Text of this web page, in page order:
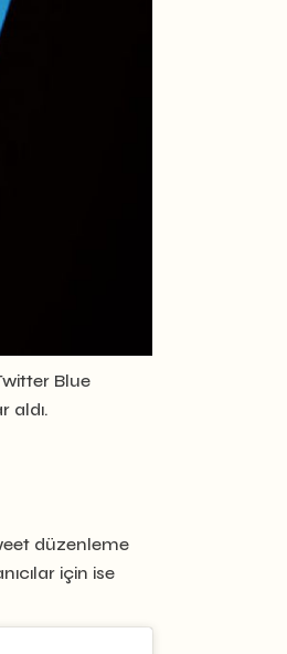
Blue
aldı.
düzenleme
için ise